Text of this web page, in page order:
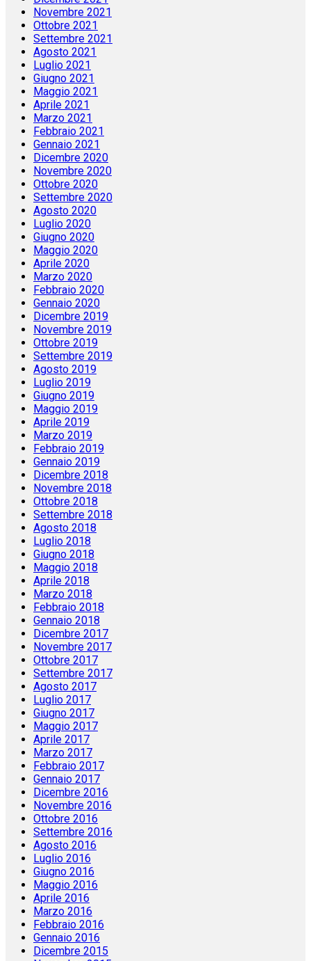
Novembre 2021
Ottobre 2021
Settembre 2021
Agosto 2021
Luglio 2021
Giugno 2021
Maggio 2021
Aprile 2021
Marzo 2021
Febbraio 2021
Gennaio 2021
Dicembre 2020
Novembre 2020
Ottobre 2020
Settembre 2020
Agosto 2020
Luglio 2020
Giugno 2020
Maggio 2020
Aprile 2020
Marzo 2020
Febbraio 2020
Gennaio 2020
Dicembre 2019
Novembre 2019
Ottobre 2019
Settembre 2019
Agosto 2019
Luglio 2019
Giugno 2019
Maggio 2019
Aprile 2019
Marzo 2019
Febbraio 2019
Gennaio 2019
Dicembre 2018
Novembre 2018
Ottobre 2018
Settembre 2018
Agosto 2018
Luglio 2018
Giugno 2018
Maggio 2018
Aprile 2018
Marzo 2018
Febbraio 2018
Gennaio 2018
Dicembre 2017
Novembre 2017
Ottobre 2017
Settembre 2017
Agosto 2017
Luglio 2017
Giugno 2017
Maggio 2017
Aprile 2017
Marzo 2017
Febbraio 2017
Gennaio 2017
Dicembre 2016
Novembre 2016
Ottobre 2016
Settembre 2016
Agosto 2016
Luglio 2016
Giugno 2016
Maggio 2016
Aprile 2016
Marzo 2016
Febbraio 2016
Gennaio 2016
Dicembre 2015